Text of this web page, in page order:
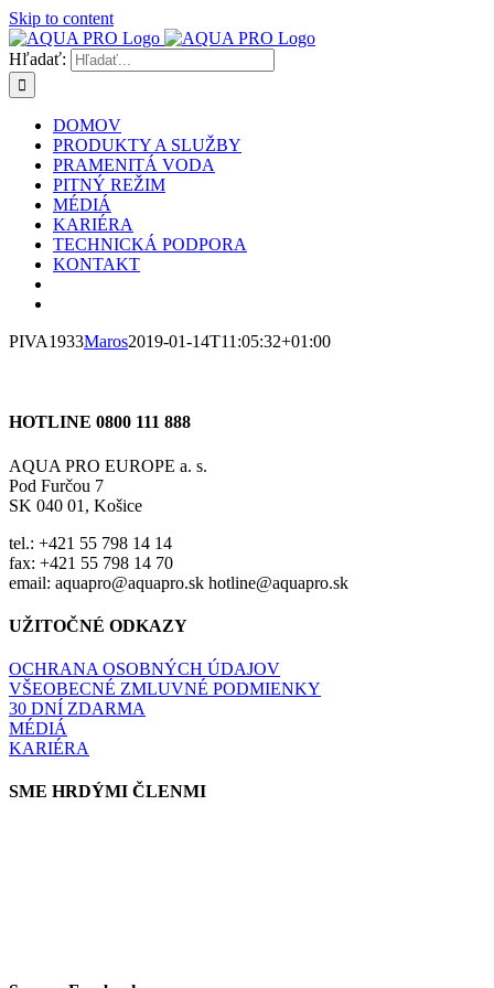
Skip to content
Hľadať:
DOMOV
PRODUKTY A SLUŽBY
PRAMENITÁ VODA
PITNÝ REŽIM
MÉDIÁ
KARIÉRA
TECHNICKÁ PODPORA
KONTAKT
PIVA1933Maros2019-01-14T11:05:32+01:00
HOTLINE 0800 111 888
AQUA PRO EUROPE a. s.
Pod Furčou 7
SK 040 01, Košice
tel.: +421 55 798 14 14
fax: +421 55 798 14 70
email: aquapro@aquapro.sk hotline@aquapro.sk
UŽITOČNÉ ODKAZY
OCHRANA OSOBNÝCH ÚDAJOV
VŠEOBECNÉ ZMLUVNÉ PODMIENKY
30 DNÍ ZDARMA
MÉDIÁ
KARIÉRA
SME HRDÝMI ČLENMI